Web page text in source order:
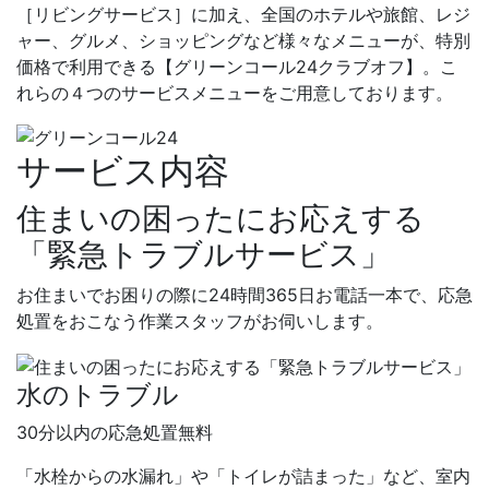
［リビングサービス］に加え、全国のホテルや旅館、レジ
ャー、グルメ、ショッピングなど様々なメニューが、特別
価格で利用できる【グリーンコール24クラブオフ】。こ
れらの４つのサービスメニューをご用意しております。
サービス内容
住まいの困ったにお応えする
「緊急トラブルサービス」
お住まいでお困りの際に24時間365日お電話一本で、応急
処置をおこなう作業スタッフがお伺いします。
水のトラブル
30分以内の応急処置無料
「水栓からの水漏れ」や「トイレが詰まった」など、室内